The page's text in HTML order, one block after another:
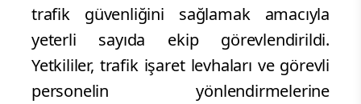
trafik güvenliğini sağlamak amacıyla
yeterli sayıda ekip görevlendirildi.
Yetkililer, trafik işaret levhaları ve görevli
personelin yönlendirmelerine